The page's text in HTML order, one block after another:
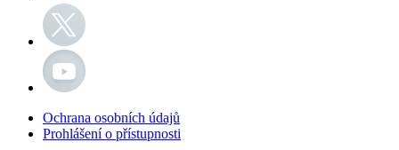
Ochrana osobních údajů
Prohlášení o přístupnosti